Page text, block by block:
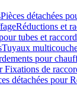
Pièces détachées
Réductions et
tubes et
Tuyaux
pour
Fixations de
détachées pour